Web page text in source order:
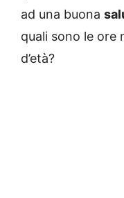
ad una buona
quali sono le ore
d’età?